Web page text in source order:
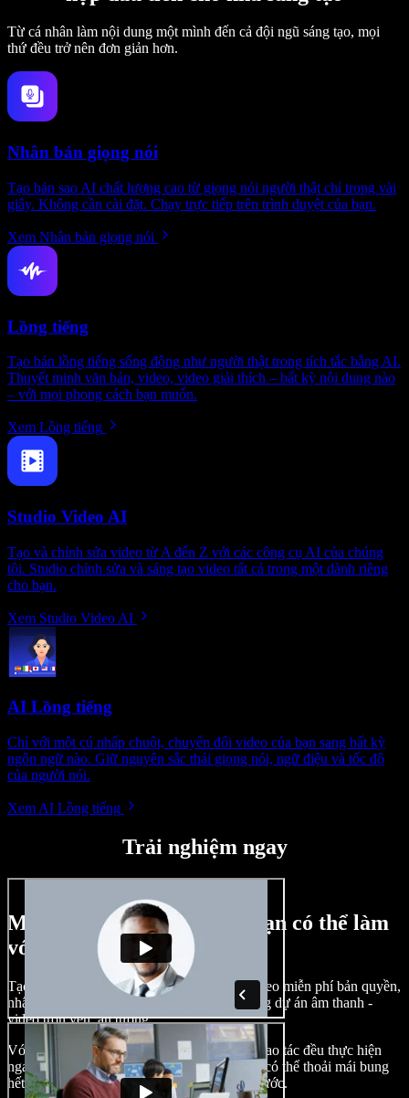
Từ cá nhân làm nội dung một mình đến cả đội ngũ sáng tạo, mọi
thứ đều trở nên đơn giản hơn.
Nhân bản giọng nói
Tạo bản sao AI chất lượng cao từ giọng nói người thật chỉ trong vài
giây. Không cần cài đặt. Chạy trực tiếp trên trình duyệt của bạn.
Xem Nhân bản giọng nói
Lồng tiếng
Tạo bản lồng tiếng sống động như người thật trong tích tắc bằng AI.
Thuyết minh văn bản, video, video giải thích – bất kỳ nội dung nào
– với mọi phong cách bạn muốn.
Xem Lồng tiếng
Studio Video AI
Tạo và chỉnh sửa video từ A đến Z với các công cụ AI của chúng
tôi. Studio chỉnh sửa và sáng tạo video tất cả trong một dành riêng
cho bạn.
Xem Studio Video AI
AI Lồng tiếng
Chỉ với một cú nhấp chuột, chuyển đổi video của bạn sang bất kỳ
ngôn ngữ nào. Giữ nguyên sắc thái giọng nói, ngữ điệu và tốc độ
của người nói.
Xem AI Lồng tiếng
Trải nghiệm ngay
Một vài ví dụ về những gì bạn có thể làm
với Speechify Studio
Tạo lồng tiếng, chèn hình ảnh, âm thanh, video miễn phí bản quyền,
nhân bản giọng nói của bạn để tạo nên những dự án âm thanh -
video trọn vẹn, ấn tượng.
Với giao diện trực quan, dễ làm quen, mọi thao tác đều thực hiện
ngay trên trình duyệt, nhà sáng tạo nội dung có thể thoải mái bung
hết ý tưởng mà không còn bị bó buộc như trước.